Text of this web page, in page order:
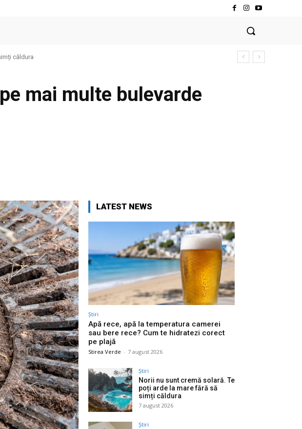
călduradecât pare
mai multe bulevarde
LATEST NEWS
Știri
Apă rece, apă la temperatura camerei
sau bere rece? Cum te hidratezi corect
pe plajă
Stirea Verde - 7 august 2026
Știri
Norii nu sunt cremă solară. Te
poți arde la mare fără să
simți căldura
7 august 2026
Știri